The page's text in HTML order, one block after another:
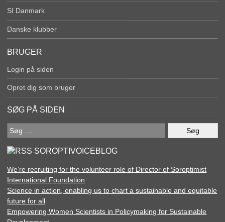
SI Danmark
Danske klubber
BRUGER
Login på siden
Opret dig som bruger
SØG PÅ SIDEN
Søg
efter:
SOROPTIVOICEBLOG
We’re recruiting for the volunteer role of Director of Soroptimist
International Foundation
Science in action, enabling us to chart a sustainable and equitable
future for all
Empowering Women Scientists in Policymaking for Sustainable